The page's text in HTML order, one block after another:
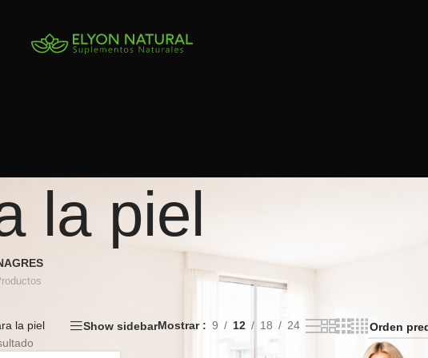
la piel
la piel
Show sidebarMostrar 9 12 18 24